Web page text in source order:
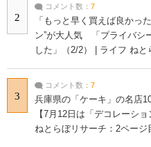
2
コメント数： 7
「もっと早く買えば良かっ
ン”が大人気 「プライバシ
した」（2/2） | ライフ ねと
3
コメント数： 7
兵庫県の「ケーキ」の名店
【7月12日は「デコレーシ
ねとらぼリサーチ：2ページ